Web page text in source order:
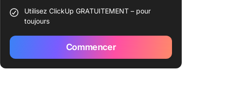
Utilisez ClickUp GRATUITEMENT – pour
toujours
Commencer